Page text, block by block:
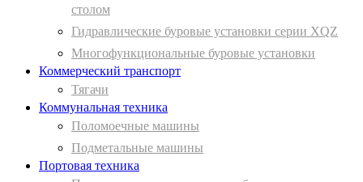
столом
Гидравлические буровые установки серии XQZ
Многофункциональные буровые установки
Коммерческий транспорт
Тягачи
Коммунальная техника
Поломоечные машины
Подметальные машины
Портовая техника